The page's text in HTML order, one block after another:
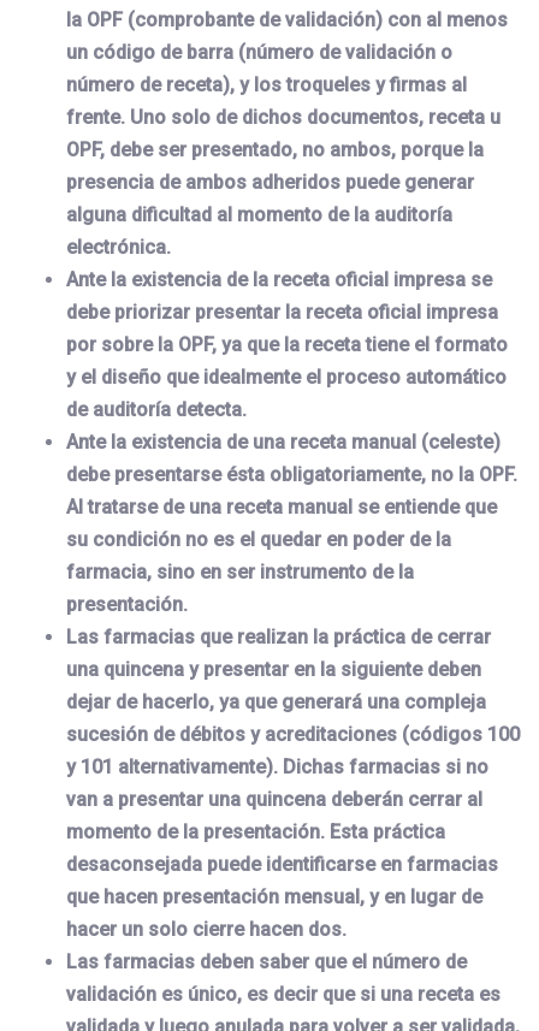
la OPF (comprobante de validación) con al menos
un código de barra (número de validación o
número de receta), y los troqueles y firmas al
frente. Uno solo de dichos documentos, receta u
OPF, debe ser presentado, no ambos, porque la
presencia de ambos adheridos puede generar
alguna dificultad al momento de la auditoría
electrónica.
Ante la existencia de la receta oficial impresa se
debe priorizar presentar la receta oficial impresa
por sobre la OPF, ya que la receta tiene el formato
y el diseño que idealmente el proceso automático
de auditoría detecta.
Ante la existencia de una receta manual (celeste)
debe presentarse ésta obligatoriamente, no la OPF.
Al tratarse de una receta manual se entiende que
su condición no es el quedar en poder de la
farmacia, sino en ser instrumento de la
presentación.
Las farmacias que realizan la práctica de cerrar
una quincena y presentar en la siguiente deben
dejar de hacerlo, ya que generará una compleja
sucesión de débitos y acreditaciones (códigos 100
y 101 alternativamente). Dichas farmacias si no
van a presentar una quincena deberán cerrar al
momento de la presentación. Esta práctica
desaconsejada puede identificarse en farmacias
que hacen presentación mensual, y en lugar de
hacer un solo cierre hacen dos.
Las farmacias deben saber que el número de
validación es único, es decir que si una receta es